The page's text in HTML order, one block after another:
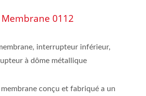
0112
interrupteur inférieur,
à dôme métallique
conçu et fabriqué a un